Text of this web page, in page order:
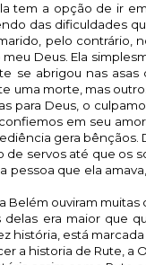
tem a opção de ir
das dificuldades
pelo contrário,
Deus. Ela
se abrigou nas
uma morte, mas
para Deus, o
em seu
gera
de servos até que os
pessoa que ela
Belém ouviram
era maior que
história, está
a historia de Rute, a